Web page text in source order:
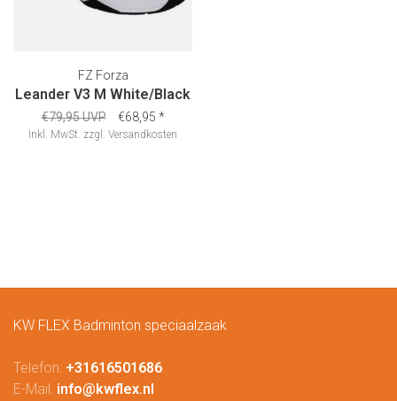
FZ Forza
Leander V3 M White/Black
€79,95 UVP €68,95 *
Inkl. MwSt. zzgl. Versandkosten
KW FLEX Badminton speciaalzaak
Telefon: +31616501686
E-Mail: info@kwflex.nl